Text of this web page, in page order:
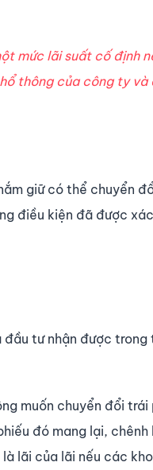
mức lãi suất cố định
thông của công ty
giữ có thể chuyển
điều kiện đã được
tư nhận được
muốn chuyển đổi
đó mang lại,
lãi của lãi nếu các